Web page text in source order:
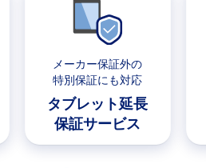
メーカー保証外の
特別保証にも対応
タブレット延長
保証サービス